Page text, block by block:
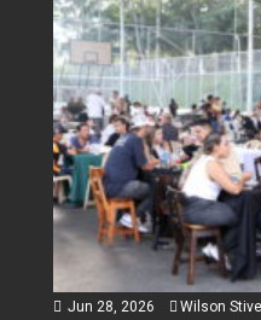
Jun 28, 2026 Wilson